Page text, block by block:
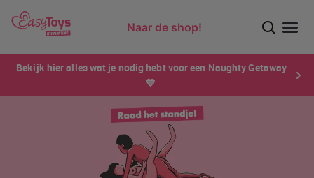
Naar de shop!
Bekijk hier alles wat je nodig hebt voor een Naughty Getaway
💙